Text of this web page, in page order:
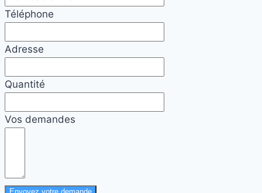
Téléphone
Adresse
Quantité
Vos demandes